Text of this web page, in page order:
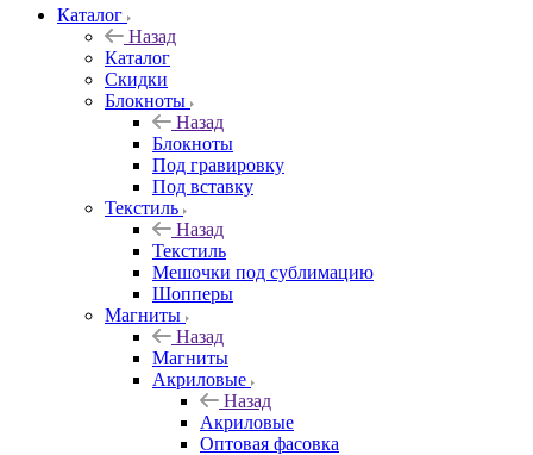
Каталог
Назад
Каталог
Скидки
Блокноты
Назад
Блокноты
Под гравировку
Под вставку
Текстиль
Назад
Текстиль
Мешочки под сублимацию
Шопперы
Магниты
Назад
Магниты
Акриловые
Назад
Акриловые
Оптовая фасовка